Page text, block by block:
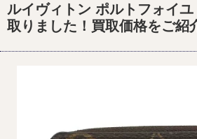
ルイヴィトン ポルトフォイ
取りました！買取価格をご紹